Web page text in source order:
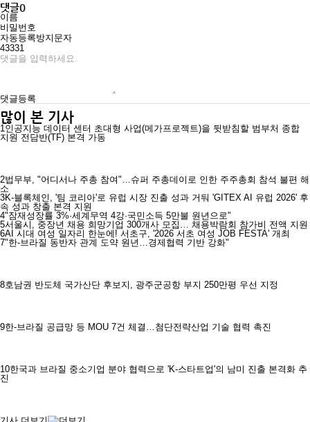
댓글0
이름
비밀번호
자동등록방지문자
43331
댓글등록
많이 본 기사
1인공지능 데이터 센터 초대형 사업(메가프로젝트)을 뒷받침할 범부처 종합
지원 전담반(TF) 본격 가동
2법무부, "어디서나 주총 참여"…슈퍼 주총데이로 인한 주주총회 참석 불편 해
소
3K-블록체인, '팀 코리아'로 유럽 시장 진출 성과 거둬 'GITEX AI 유럽 2026' 후
속 성과 창출 본격 지원
4"잠재성장률 3%·세계무역 4강·국민소득 5만불 원년으로"
5서울시, 중장년 채용 희망기업 300개사 모집… 채용박람회 참가비 전액 지원
6AI 시대 여성 일자리 한눈에! 서초구, '2026 서초 여성 JOB FESTA' 개최
7"한-브라질 동반자 관계 도약 원년…경제협력 기반 강화"
8호남권 반도체 국가산단 후보지, 광주군공항 부지 250만평 우선 지정
9한-브라질 공급망 등 MOU 7건 체결…첨단전략산업 기술 협력 촉진
10한국과 브라질 중소기업 분야 협력으로 'K-스타트업'의 남미 진출 본격화 추
진